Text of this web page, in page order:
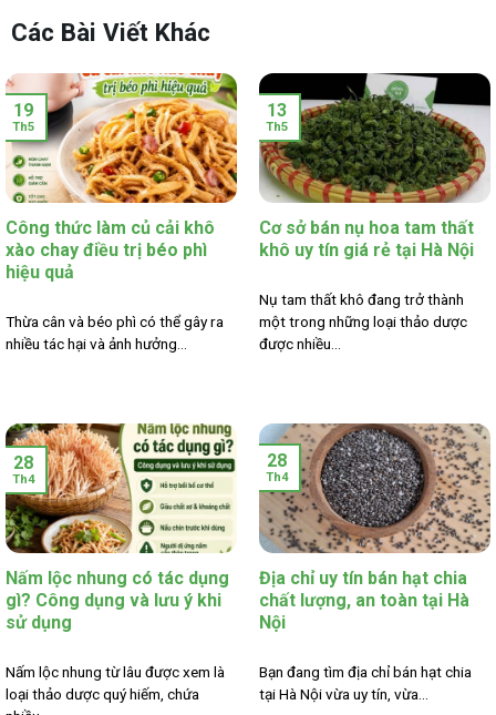
Các Bài Viết Khác
Công thức làm củ cải khô
xào chay điều trị béo phì
hiệu quả
Thừa cân và béo phì có thể gây ra
nhiều tác hại và ảnh hưởng...
19
Th5
Cơ sở bán nụ hoa tam thất
khô uy tín giá rẻ tại Hà Nội
Nụ tam thất khô đang trở thành
một trong những loại thảo dược
được nhiều...
13
Th5
Nấm lộc nhung có tác dụng
gì? Công dụng và lưu ý khi
sử dụng
Nấm lộc nhung từ lâu được xem là
loại thảo dược quý hiếm, chứa
28
Th4
Địa chỉ uy tín bán hạt chia
chất lượng, an toàn tại Hà
Nội
Bạn đang tìm địa chỉ bán hạt chia
tại Hà Nội vừa uy tín, vừa...
28
Th4